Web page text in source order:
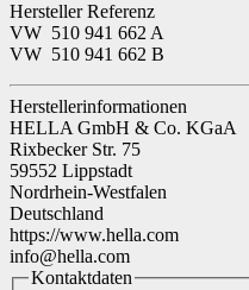
Hersteller Referenz
VW 510 941 662 A
VW 510 941 662 B
Herstellerinformationen
HELLA GmbH & Co. KGaA
Rixbecker Str. 75
59552 Lippstadt
Nordrhein-Westfalen
Deutschland
https://www.hella.com
info@hella.com
Kontaktdaten